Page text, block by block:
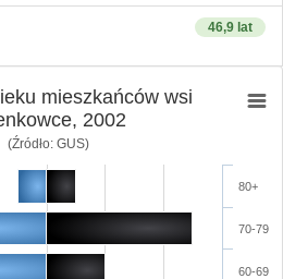
46,9 lat
mieszkańców wsi
2002
(Źródło: GUS)
60-69
70-79
80+